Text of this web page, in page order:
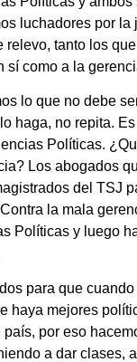
luchadores por la
tanto los
sí como a la
lo que no debe
haga, no repita.
Políticas.
Los abogados
del TSJ
la mala
Políticas y luego
para que
haya mejores
por eso
a dar clases,